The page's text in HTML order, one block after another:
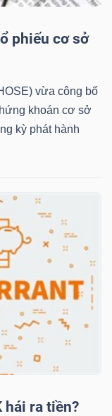
phiếu cơ sở
vừa công bố
khoán cơ sở
kỳ phát hành
hái ra tiền?